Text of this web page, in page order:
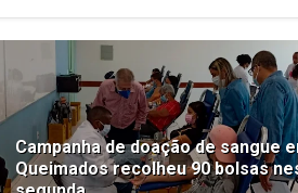
Campanha de doação de sangue
Queimados recolheu 90 bolsas